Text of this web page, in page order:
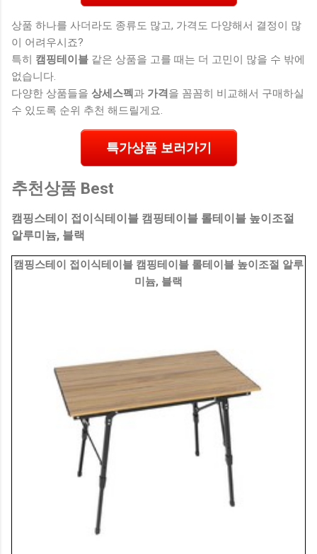
상품 하나를 사더라도 종류도 많고, 가격도 다양해서 결정이 많
이 어려우시죠?
특히 캠핑테이블 같은 상품을 고를 때는 더 고민이 많을 수 밖에
없습니다.
다양한 상품들을 상세스펙 과 가격 을 꼼꼼히 비교해서 구매하실
수 있도록 순위 추천 해드릴게요.
특가상품 보러가기
추천상품 Best
캠핑스테이 접이식테이블 캠핑테이블 롤테이블 높이조절
알루미늄, 블랙
캠핑스테이 접이식테이블 캠핑테이블 롤테이블 높이조절 알루
미늄, 블랙